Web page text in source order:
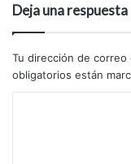
Deja una respuesta
Tu dirección de
obligatorios están